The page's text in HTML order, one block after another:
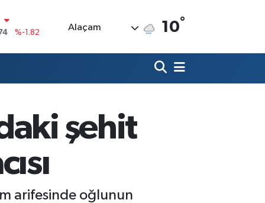
%0.02
%0
Alaçam 10°
şehit
arifesinde oğlunun